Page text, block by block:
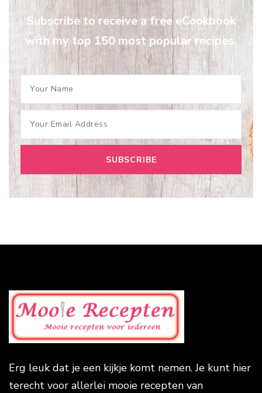
Subscribe to receive a free eCookbook
with my top 150 most popular recipes.
Erg leuk dat je een kijkje komt nemen. Je kunt hier
terecht voor allerlei mooie recepten van